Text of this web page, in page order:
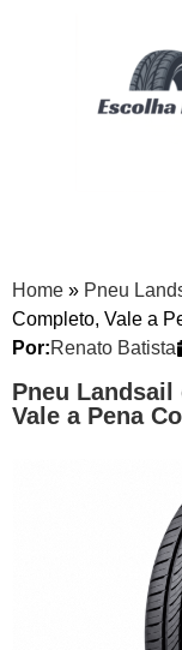
Home » Pneu
Completo, Vale a
Por:Renato Batista
Pneu
Vale a Pena